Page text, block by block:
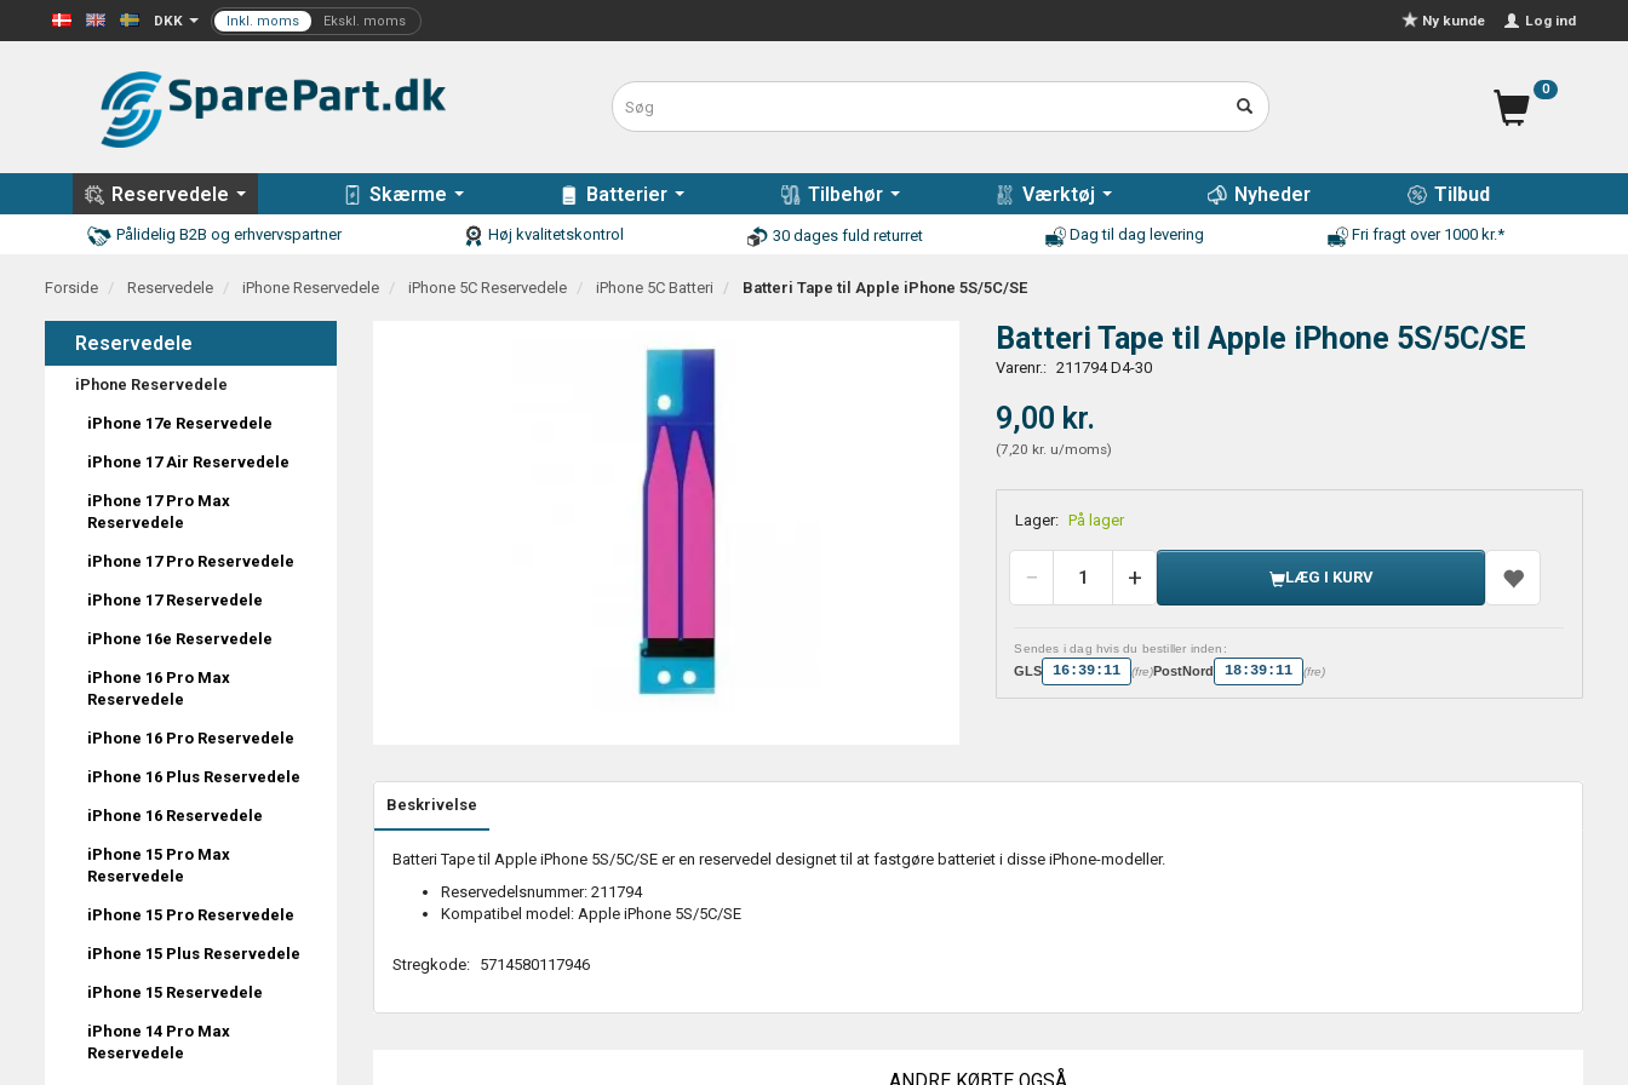
DKK Log ind
Ny kunde
0
Reservedele Skærme Batterier Tilbehør Værktøj Nyheder Tilbud
Pålidelig B2B og erhvervspartner Høj kvalitetskontrol 30 dages fuld returret Dag til dag levering Fri fragt over 1000 kr.*
Forside Reservedele iPhone Reservedele iPhone 5C Reservedele iPhone 5C Batteri Batteri Tape til Apple iPhone 5S/5C/SE
Reservedele
iPhone Reservedele
iPhone 17e Reservedele
iPhone 17 Air Reservedele
iPhone 17 Pro Max
Reservedele
iPhone 17 Pro Reservedele
iPhone 17 Reservedele
iPhone 16e Reservedele
iPhone 16 Pro Max
Reservedele
iPhone 16 Pro Reservedele
iPhone 16 Plus Reservedele
iPhone 16 Reservedele
iPhone 15 Pro Max
Reservedele
iPhone 15 Pro Reservedele
iPhone 15 Plus Reservedele
iPhone 15 Reservedele
iPhone 14 Pro Max
Reservedele
Batteri Tape til Apple iPhone 5S/5C/SE
Varenr.: 211794 D4-30
9,00 kr.
(7,20 kr. u/moms)
Lager: På lager
LÆG I KURV
Sendes i dag hvis du bestiller inden:
GLS 16:39:10 (fre)PostNord 18:39:10 (fre)
Beskrivelse
Batteri Tape til Apple iPhone 5S/5C/SE er en reservedel designet til at fastgøre batteriet i disse iPhone-modeller.
Reservedelsnummer: 211794
Kompatibel model: Apple iPhone 5S/5C/SE
Stregkode: 5714580117946